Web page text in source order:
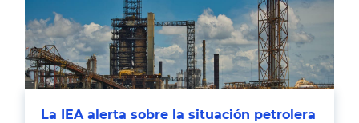
La IEA alerta sobre la situación petrolera